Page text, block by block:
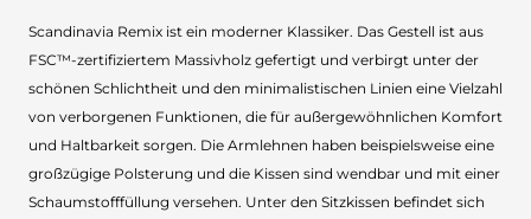
Scandinavia Remix ist ein moderner Klassiker. Das Gestell ist aus
FSC™-zertifiziertem Massivholz gefertigt und verbirgt unter der
schönen Schlichtheit und den minimalistischen Linien eine Vielzahl
von verborgenen Funktionen, die für außergewöhnlichen Komfort
und Haltbarkeit sorgen. Die Armlehnen haben beispielsweise eine
großzügige Polsterung und die Kissen sind wendbar und mit einer
Schaumstofffüllung versehen. Unter den Sitzkissen befindet sich